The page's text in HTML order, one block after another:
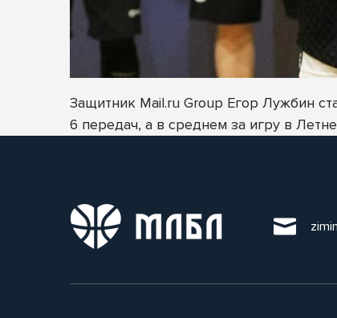
Защитник Mail.ru Group Егор Лужбин
6 передач, а в среднем за игру в